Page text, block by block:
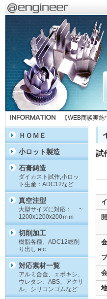
【WEB商談実
試
ＨＯＭＥ
小ロット製造
石膏鋳造
ダイカスト試作,小ロッ
ト生産：ADC12など
真空注型
大型サイズに対応： ~
1200x1200x200ｍｍ
切削加工
樹脂各種、ADC12総削
り出し etc.
対応素材一覧
アルミ合金、エポキシ、
ウレタン、ABS、アクリ
ル、シリコンゴムなど